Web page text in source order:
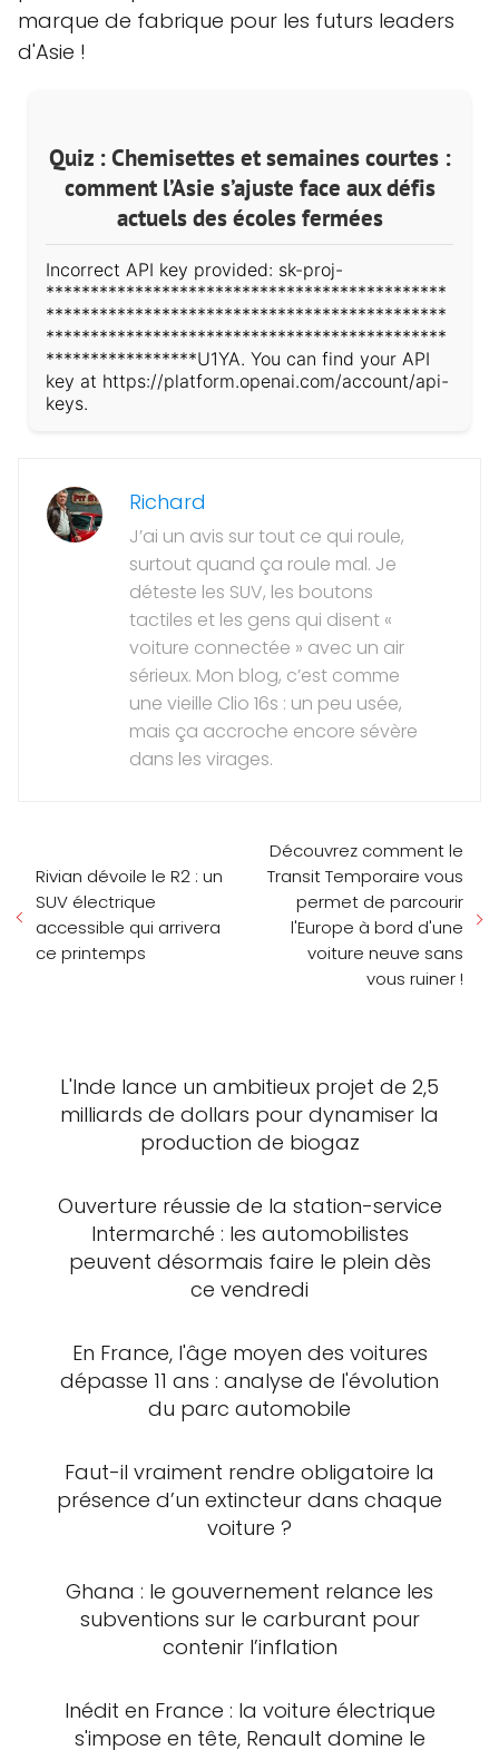
marque de fabrique pour les futurs leaders
d'Asie !
Quiz : Chemisettes et semaines courtes :
comment l’Asie s’ajuste face aux défis
actuels des écoles fermées
Incorrect API key provided: sk-proj-
*********************************************
*********************************************
*********************************************
*****************U1YA. You can find your API
key at https://platform.openai.com/account/api-
keys.
Richard
J’ai un avis sur tout ce qui roule,
surtout quand ça roule mal. Je
déteste les SUV, les boutons
tactiles et les gens qui disent «
voiture connectée » avec un air
sérieux. Mon blog, c’est comme
une vieille Clio 16s : un peu usée,
mais ça accroche encore sévère
dans les virages.
Rivian dévoile le R2 : un
SUV électrique
accessible qui arrivera
ce printemps
Découvrez comment le
Transit Temporaire vous
permet de parcourir
l'Europe à bord d'une
voiture neuve sans
vous ruiner !
L'Inde lance un ambitieux projet de 2,5
milliards de dollars pour dynamiser la
production de biogaz
Ouverture réussie de la station-service
Intermarché : les automobilistes
peuvent désormais faire le plein dès
ce vendredi
En France, l'âge moyen des voitures
dépasse 11 ans : analyse de l'évolution
du parc automobile
Faut-il vraiment rendre obligatoire la
présence d’un extincteur dans chaque
voiture ?
Ghana : le gouvernement relance les
subventions sur le carburant pour
contenir l’inflation
Inédit en France : la voiture électrique
s'impose en tête, Renault domine le